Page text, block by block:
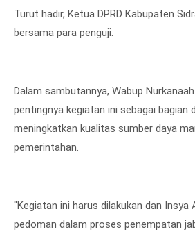
Turut hadir, Ketua DPRD Kabupaten
bersama para penguji.
Dalam sambutannya, Wabup
pentingnya kegiatan ini sebagai bagian
meningkatkan kualitas sumber daya
pemerintahan.
"Kegiatan ini harus dilakukan dan Insya
pedoman dalam proses penempatan